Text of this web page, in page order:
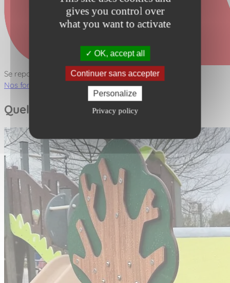
gives you control over
what you want to activate
OK, accept all
Continuer sans accepter
Personalize
Privacy policy
Se reposer
Nos fonctions ludiques
Quelques photos